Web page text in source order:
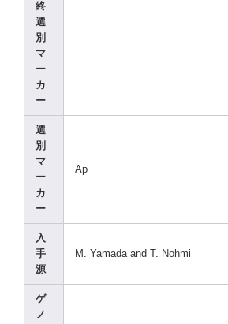
終
選
別
マ
ー
カ
ー
選
別
マ
ー
カ
ー
Ap
入
手
源
M. Yamada and T. Nohmi
ゲ
ノ